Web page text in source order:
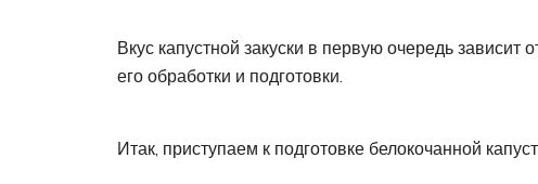
Вкус капустной закуски в первую очередь зависит
его обработки и подготовки.
Итак, приступаем к подготовке белокочанной